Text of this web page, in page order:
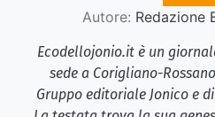
Autore: Redazione
Ecodellojonio.it è un
sede a Corigliano-
Gruppo editoriale Jonico e